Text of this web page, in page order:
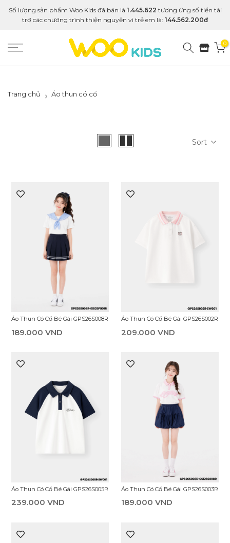
Số lượng sản phẩm Woo Kids đã bán là 1.445.622 tương ứng số tiền tài
trợ các chương trình thiện nguyện vì trẻ em là: 144.562.200đ
0
Trang chủ Áo thun có cổ
Sort
Áo Thun Có Cổ Bé Gái GPS26S008R
189.000 VND
Áo Thun Có Cổ Bé Gái GPS26S002R
209.000 VND
Áo Thun Có Cổ Bé Gái GPS26S005R
239.000 VND
Áo Thun Có Cổ Bé Gái GPS26S003R
189.000 VND